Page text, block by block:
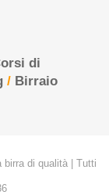
di
/ Birraio
di qualità | Tutti